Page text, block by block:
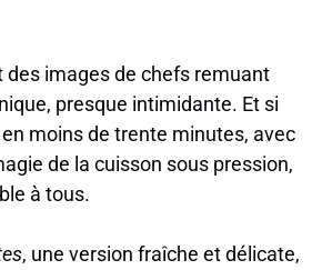
des images de chefs remuant
presque intimidante. Et si
moins de trente minutes, avec
de la cuisson sous pression,
à tous.
, une version fraîche et délicate,